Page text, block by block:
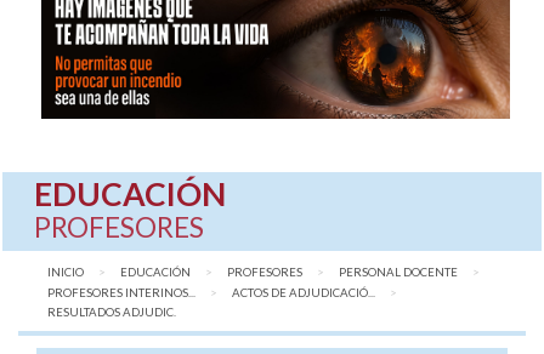
EDUCACIÓN
PROFESORES
INICIO EDUCACIÓN PROFESORES
PERSONAL DOCENTE
PROFESORES INTERINOS...
ACTOS DE ADJUDICACIÓ...
AQUÍ:
RESULTADOS ADJUDIC.